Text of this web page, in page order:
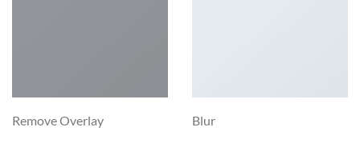
Remove Overlay Blur